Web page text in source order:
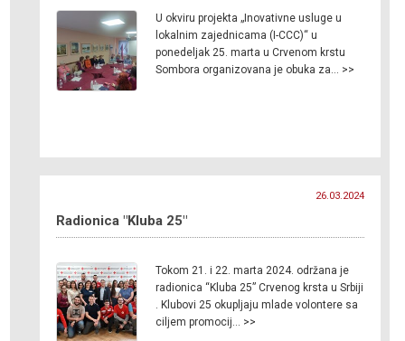
U okviru projekta „Inovativne usluge u
lokalnim zajednicama (I-CCC)“ u
ponedeljak 25. marta u Crvenom krstu
Sombora organizovana je obuka za… >>
26.03.2024
Radionica "Kluba 25"
Tokom 21. i 22. marta 2024. održana je
radionica “Kluba 25” Crvenog krsta u Srbiji
. Klubovi 25 okupljaju mlade volontere sa
ciljem promocij… >>